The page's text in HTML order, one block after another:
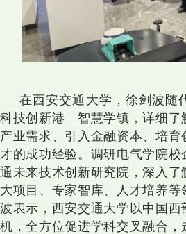
在西安交通大学，徐剑波随
科技创新港—智慧学镇 ，详细
产业需求、引入金融资本、培育
才的成功经验 。调研电气学院
通未来技术创新研究院，深入
大项目、专家智库、人才培养等
波表示，西安交通大学以中国
机，全方位促进学科交叉融合